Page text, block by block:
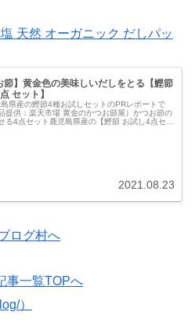
天然 オーガニック だしパッ
節】黄金色の美味しいだしをとる【鰹節
セット】
県産の鰹節4種お試しセットのPRレポートで
提供：楽天市場 黄金のかつお節屋）かつお節の
る4点セット鹿児島県産の【鰹節 お試し4点セッ
2021.08.23
事一覧TOPへ
）